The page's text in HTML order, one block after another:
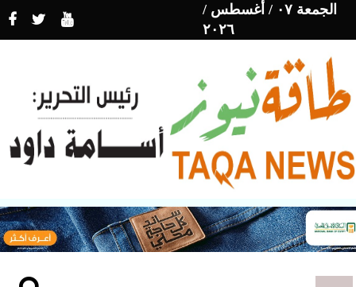
الجمعة ٠٧ / أغسطس /
٢٠٢٦